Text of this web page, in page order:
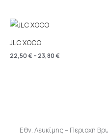
JLC XOCO
22,50€ – 23,80€
Εθν. Λευκίμης – Περιοχή